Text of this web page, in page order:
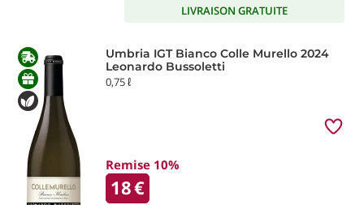
LIVRAISON GRATUITE
Umbria IGT Bianco Colle Murello 2024
Leonardo Bussoletti
0,75 ℓ
Remise 10%
18€